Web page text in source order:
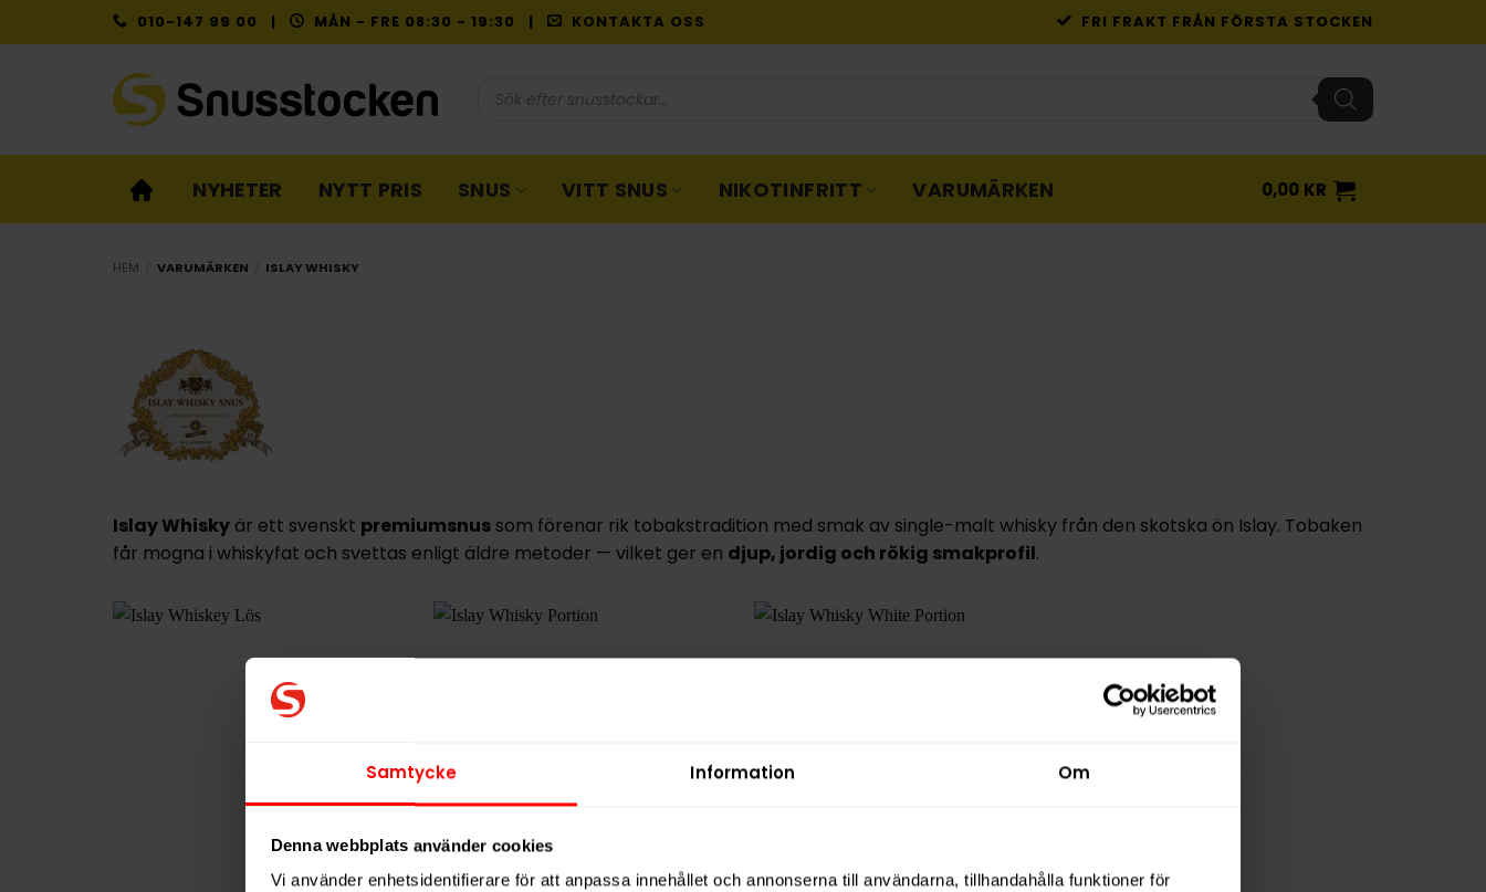
Samtycke Information Om
Denna webbplats använder cookies
Vi använder enhetsidentifierare för att anpassa innehållet och annonserna till användarna, tillhandahålla funktioner för
to
010-147 99 00 | MÅN - FRE 08:30 - 19:30 | KONTAKTA OSS FRI FRAKT FRÅN FÖRSTA STOCKEN
NYHETER NYTT PRIS SNUS VITT SNUS NIKOTINFRITT VARUMÄRKEN 0,00 KR
HEM VARUMÄRKEN ISLAY WHISKY
Islay Whisky är ett svenskt premiumsnus som förenar rik tobakstradition med smak av single-malt whisky från den skotska ön Islay. Tobaken
får mogna i whiskyfat och svettas enligt äldre metoder — vilket ger en djup, jordig och rökig smakprofil.